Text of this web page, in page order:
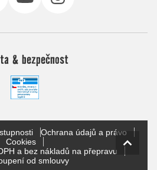
& bezpečnost
Ochrana údajů a právo
Cookies
a bez nákladů na přepravu
od smlouvy